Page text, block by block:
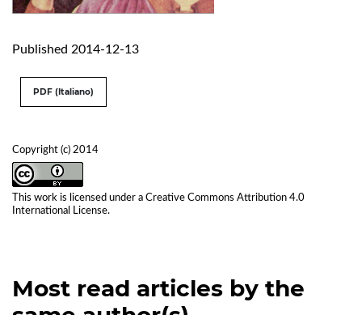
Published 2014-12-13
Copyright (c) 2014
This work is licensed under a Creative Commons Attribution 4.0
International License.
PDF (Italiano)
Most read articles by the